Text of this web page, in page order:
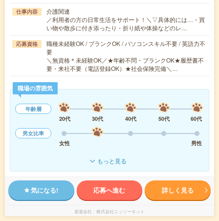
仕事内容
介護関連
／利用者の方の日常生活をサポート！＼▽具体的には…・買
い物や散歩に付き添ったり・折り紙や体操などのレ…
応募資格
職種未経験OK / ブランクOK / パソコンスキル不要 / 英語力不
要
＼無資格＊未経験OK／★年齢不問・ブランクOK★履歴書不
要・来社不要（電話登録OK）★社会保険完備＼…
職場の雰囲気
年齢層
20代
30代 40代 50代
60代
男女比率
女性
男性
もっと見る
気になる! 応募へ進む 詳しく見る
派遣会社 株式会社ニッソーネット